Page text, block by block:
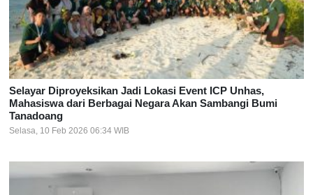
Selayar Diproyeksikan Jadi Lokasi Event ICP Unhas,
Mahasiswa dari Berbagai Negara Akan Sambangi Bumi
Tanadoang
Selasa, 10 Feb 2026 06:34 WIB